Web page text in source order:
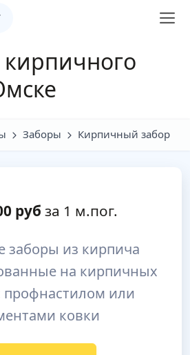
кирпичного
Заборы Кирпичный забор
руб за 1 м.пог.
из кирпича
на кирпичных
профнастилом или
ковки